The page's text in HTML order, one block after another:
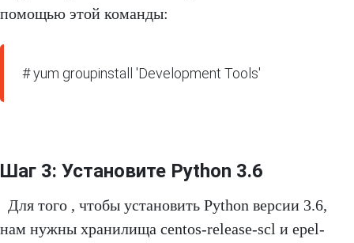
помощью этой команды:
# yum groupinstall 'Development Tools'
Шаг 3: Установите Python 3.6
Для того , чтобы установить Python версии 3.6,
нам нужны хранилища centos-release-scl и epel-